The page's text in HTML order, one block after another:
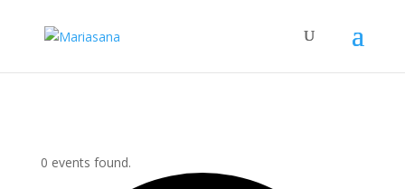
0 events found.